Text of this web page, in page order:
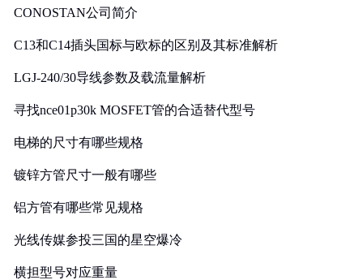
CONOSTAN公司简介
C13和C14插头国标与欧标的区别及其标准解析
LGJ-240/30导线参数及载流量解析
寻找nce01p30k MOSFET管的合适替代型号
电梯的尺寸有哪些规格
镀锌方管尺寸一般有哪些
铝方管有哪些常见规格
光线传媒参投三国的星空爆冷
横担型号对应重量